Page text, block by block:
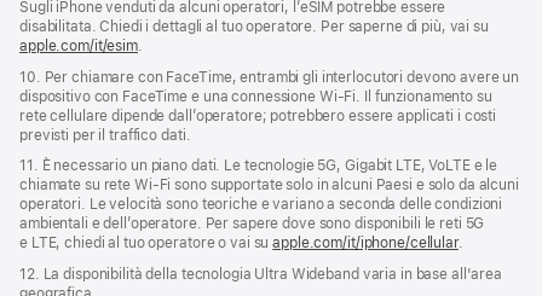
Sugli iPhone venduti da alcuni operatori, l’eSIM potrebbe essere
disabilitata. Chiedi i dettagli al tuo operatore. Per saperne di più, vai su
apple.com/it/esim.
10. Per chiamare con FaceTime, entrambi gli interlocutori devono avere un
dispositivo con FaceTime e una connessione Wi‑Fi. Il funzionamento su
rete cellulare dipende dall’operatore; potrebbero essere applicati i costi
previsti per il traffico dati.
11. È necessario un piano dati. Le tecnologie 5G, Gigabit LTE, VoLTE e le
chiamate su rete Wi‑Fi sono supportate solo in alcuni Paesi e solo da alcuni
operatori. Le velocità sono teoriche e variano a seconda delle condizioni
ambientali e dell’operatore. Per sapere dove sono disponibili le reti 5G
e LTE, chiedi al tuo operatore o vai suapple.com/it/iphone/cellular.
12. La disponibilità della tecnologia Ultra Wideband varia in base all'area